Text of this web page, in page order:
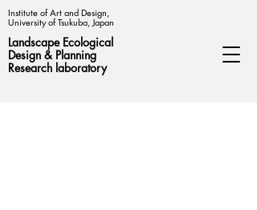
Institute of Art and Design,
University of Tsukuba, Japan
Landscape Ecological
Design & Planning
Research laboratory